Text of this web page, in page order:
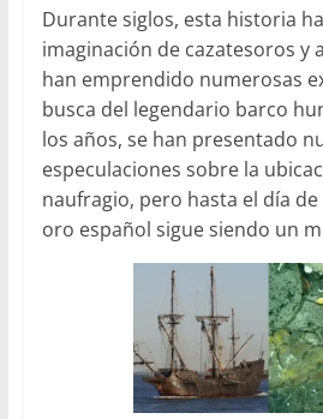
Durante siglos, esta historia
imaginación de cazatesoros y
han emprendido numerosas
busca del legendario barco
los años, se han presentado
especulaciones sobre la
naufragio, pero hasta el día
oro español sigue siendo un